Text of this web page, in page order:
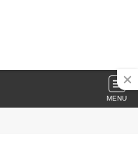
MENU